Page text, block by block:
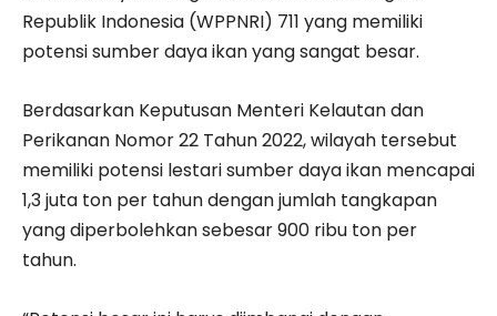
Republik Indonesia (WPPNRI) 711 yang memiliki
potensi sumber daya ikan yang sangat besar.
Berdasarkan Keputusan Menteri Kelautan dan
Perikanan Nomor 22 Tahun 2022, wilayah tersebut
memiliki potensi lestari sumber daya ikan mencapai
1,3 juta ton per tahun dengan jumlah tangkapan
yang diperbolehkan sebesar 900 ribu ton per
tahun.